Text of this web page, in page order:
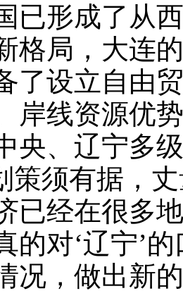
已形成了从
格局，大连
了设立自由
岸线资源优
央、辽宁多
策须有据，
已经在很多
的对‘辽宁’
况，做出新